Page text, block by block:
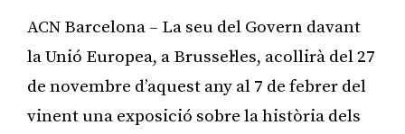
ACN Barcelona – La seu del Govern davant
la Unió Europea, a Brussel·les, acollirà del 27
de novembre d’aquest any al 7 de febrer del
vinent una exposició sobre la història dels